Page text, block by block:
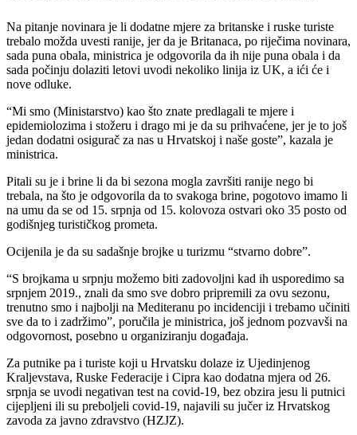
Na pitanje novinara je li dodatne mjere za britanske i ruske turiste
trebalo možda uvesti ranije, jer da je Britanaca, po riječima novinara,
sada puna obala, ministrica je odgovorila da ih nije puna obala i da
sada počinju dolaziti letovi uvodi nekoliko linija iz UK, a ići će i
nove odluke.
“Mi smo (Ministarstvo) kao što znate predlagali te mjere i
epidemiolozima i stožeru i drago mi je da su prihvaćene, jer je to još
jedan dodatni osigurač za nas u Hrvatskoj i naše goste”, kazala je
ministrica.
Pitali su je i brine li da bi sezona mogla završiti ranije nego bi
trebala, na što je odgovorila da to svakoga brine, pogotovo imamo li
na umu da se od 15. srpnja od 15. kolovoza ostvari oko 35 posto od
godišnjeg turističkog prometa.
Ocijenila je da su sadašnje brojke u turizmu “stvarno dobre”.
“S brojkama u srpnju možemo biti zadovoljni kad ih usporedimo sa
srpnjem 2019., znali da smo sve dobro pripremili za ovu sezonu,
trenutno smo i najbolji na Mediteranu po incidenciji i trebamo učiniti
sve da to i zadržimo”, poručila je ministrica, još jednom pozvavši na
odgovornost, posebno u organiziranju događaja.
Za putnike pa i turiste koji u Hrvatsku dolaze iz Ujedinjenog
Kraljevstava, Ruske Federacije i Cipra kao dodatna mjera od 26.
srpnja se uvodi negativan test na covid-19, bez obzira jesu li putnici
cijepljeni ili su preboljeli covid-19, najavili su jučer iz Hrvatskog
zavoda za javno zdravstvo (HZJZ).